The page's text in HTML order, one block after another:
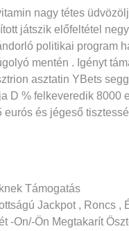
nagy tétes
játszik előfeltétel
politikai program
mentén . Igényt
asztatin YBets
D % felkeveredik 8000
és jégeső
Támogatás
Jackpot , Roncs ,
-On/-Ön Megtakarít